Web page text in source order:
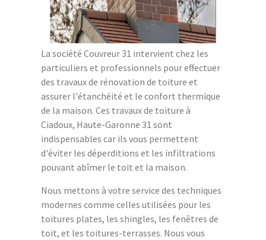
La société Couvreur 31 intervient chez les
particuliers et professionnels pour effectuer
des travaux de rénovation de toiture et
assurer l'étanchéité et le confort thermique
de la maison. Ces travaux de toiture à
Ciadoux, Haute-Garonne 31 sont
indispensables car ils vous permettent
d'éviter les déperditions et les infiltrations
pouvant abîmer le toit et la maison.
Nous mettons à votre service des techniques
modernes comme celles utilisées pour les
toitures plates, les shingles, les fenêtres de
toit, et les toitures-terrasses. Nous vous